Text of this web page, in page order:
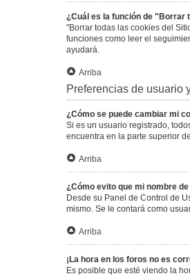
¿Cuál es la función de "Borrar
"Borrar todas las cookies del
funciones como leer el
ayudará.
Arriba
Preferencias de usuario
¿Cómo se puede cambiar mi
Si es un usuario registrado,
encuentra en la parte superior
Arriba
¿Cómo evito que mi nombre
Desde su Panel de Control de
mismo. Se le contará como
Arriba
¡La hora en los foros no es
Es posible que esté viendo la